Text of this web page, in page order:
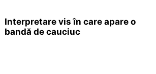
Interpretare vis în care apare o
bandă de cauciuc